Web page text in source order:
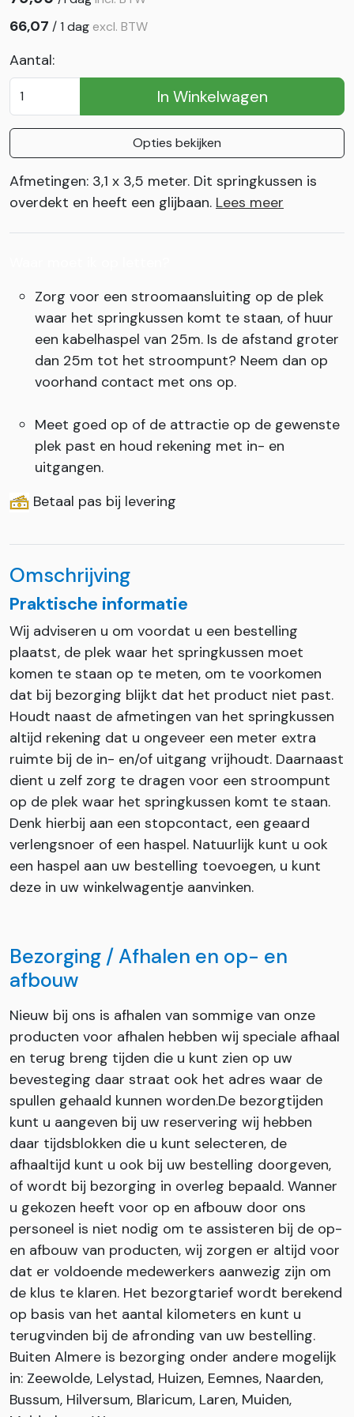
66,07 /1 dag excl. BTW
Aantal:
In Winkelwagen
Opties bekijken
Afmetingen: 3,1 x 3,5 meter. Dit springkussen is
overdekt en heeft een glijbaan. Lees meer
Zorg voor een stroomaansluiting op de plek
waar het springkussen komt te staan, of huur
een kabelhaspel van 25m. Is de afstand groter
dan 25m tot het stroompunt? Neem dan op
voorhand contact met ons op.
Meet goed op of de attractie op de gewenste
plek past en houd rekening met in- en
uitgangen.
Betaal pas bij levering
Omschrijving
Praktische informatie
Wij adviseren u om voordat u een bestelling
plaatst, de plek waar het springkussen moet
komen te staan op te meten, om te voorkomen
dat bij bezorging blijkt dat het product niet past.
Houdt naast de afmetingen van het springkussen
altijd rekening dat u ongeveer een meter extra
ruimte bij de in- en/of uitgang vrijhoudt. Daarnaast
dient u zelf zorg te dragen voor een stroompunt
op de plek waar het springkussen komt te staan.
Denk hierbij aan een stopcontact, een geaard
verlengsnoer of een haspel. Natuurlijk kunt u ook
een haspel aan uw bestelling toevoegen, u kunt
deze in uw winkelwagentje aanvinken.
Bezorging / Afhalen en op- en
afbouw
Nieuw bij ons is afhalen van sommige van onze
producten voor afhalen hebben wij speciale afhaal
en terug breng tijden die u kunt zien op uw
bevesteging daar straat ook het adres waar de
spullen gehaald kunnen worden.De bezorgtijden
kunt u aangeven bij uw reservering wij hebben
daar tijdsblokken die u kunt selecteren, de
afhaaltijd kunt u ook bij uw bestelling doorgeven,
of wordt bij bezorging in overleg bepaald. Wanner
u gekozen heeft voor op en afbouw door ons
personeel is niet nodig om te assisteren bij de op-
en afbouw van producten, wij zorgen er altijd voor
dat er voldoende medewerkers aanwezig zijn om
de klus te klaren. Het bezorgtarief wordt berekend
op basis van het aantal kilometers en kunt u
terugvinden bij de afronding van uw bestelling.
Buiten Almere is bezorging onder andere mogelijk
in: Zeewolde, Lelystad, Huizen, Eemnes, Naarden,
Bussum, Hilversum, Blaricum, Laren, Muiden,